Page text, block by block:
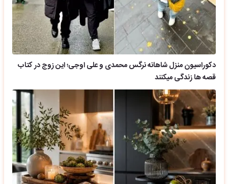
دکوراسیون منزل شاهانه نرگس محمدی و علی اوجی؛ این زوج در کتاب
قصه ها زندگی میکنند